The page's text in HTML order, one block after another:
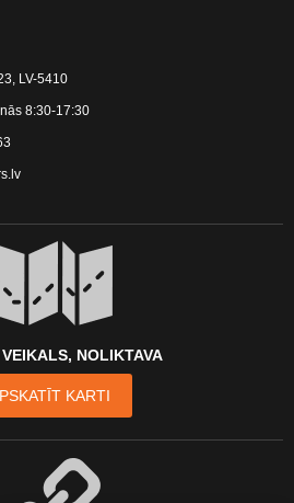
LV-5410
8:30-17:30
NOLIKTAVA
KARTI